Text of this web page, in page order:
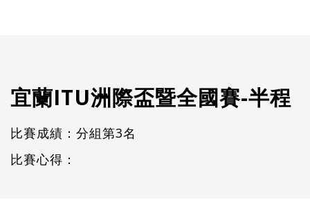
宜蘭ITU洲際盃暨全國賽-半程
比賽成績：分組第3名
比賽心得：